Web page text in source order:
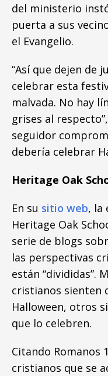
del ministerio
puerta a sus
el Evangelio.
“Así que dejen de
celebrar esta
malvada. No hay
grises al
seguidor
debería celebrar
Heritage Oak
En su sitio web, la
Heritage Oak
serie de blogs
las perspectivas
están “divididas”.
cristianos sienten
Halloween, otros
que lo celebren.
Citando Romanos
cristianos que se